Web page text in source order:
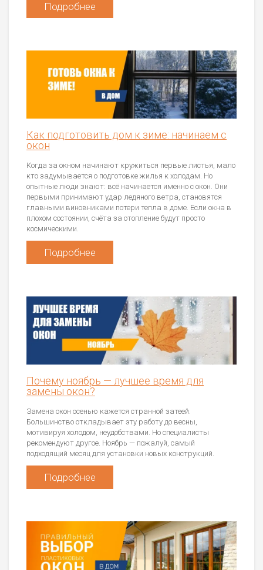
Подробнее
Как подготовить дом к зиме: начинаем с
окон
Когда за окном начинают кружиться первые листья, мало
кто задумывается о подготовке жилья к холодам. Но
опытные люди знают: всё начинается именно с окон. Они
первыми принимают удар ледяного ветра, становятся
главными виновниками потери тепла в доме. Если окна в
плохом состоянии, счёта за отопление будут просто
космическими.
Подробнее
Почему ноябрь — лучшее время для
замены окон?
Замена окон осенью кажется странной затеей.
Большинство откладывает эту работу до весны,
мотивируя холодом, неудобствами. Но специалисты
рекомендуют другое. Ноябрь — пожалуй, самый
подходящий месяц для установки новых конструкций.
Подробнее